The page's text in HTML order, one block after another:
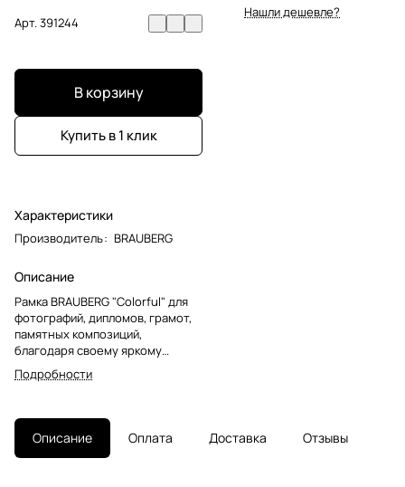
Арт.391244
В корзину
Купить в 1 клик
Характеристики
Производитель: BRAUBERG
Описание
Рамка BRAUBERG "Colorful" для
фотографий, дипломов, грамот,
памятных композиций,
благодаря своему яркому
дизайну добавит красок как в
домашний, так и в офисный
формата А4 (21х30 см)
выполнена из ПВХ в
оригинальном салатовом цвете,
Подробности
Нашли дешевле?
Описание Оплата Доставка Отзывы